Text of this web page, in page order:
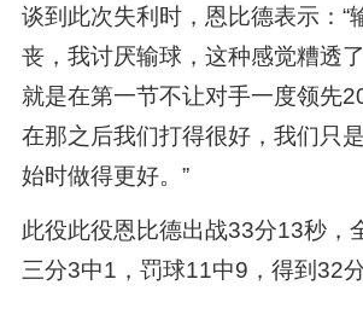
谈到此次失利时，恩比德表示：“
丧，我讨厌输球，这种感觉糟透
就是在第一节不让对手一度领先
在那之后我们打得很好，我们只
始时做得更好。”
此役此役恩比德出战33分13秒，
三分3中1，罚球11中9，得到32